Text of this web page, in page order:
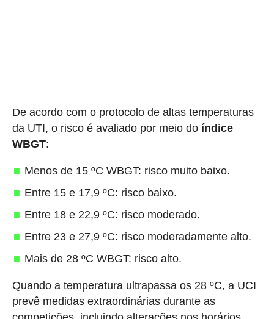
De acordo com o protocolo de altas temperaturas
da UTI, o risco é avaliado por meio do índice
WBGT:
Menos de 15 ºC WBGT: risco muito baixo.
Entre 15 e 17,9 ºC: risco baixo.
Entre 18 e 22,9 ºC: risco moderado.
Entre 23 e 27,9 ºC: risco moderadamente alto.
Mais de 28 ºC WBGT: risco alto.
Quando a temperatura ultrapassa os 28 ºC, a UCI
prevê medidas extraordinárias durante as